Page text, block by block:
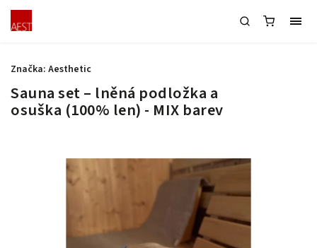
Sauna set – lněná podložka a
osuška (100% len) - MIX barev
Značka: Aesthetic